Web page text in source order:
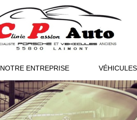
NOTRE ENTREPRISE